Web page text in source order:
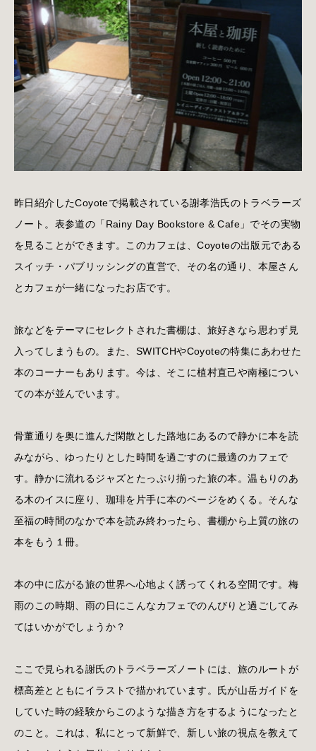
昨日紹介したCoyoteで掲載されている謝孝浩氏のトラベラーズ
ノート。表参道の「Rainy Day Bookstore & Cafe」でその実物
を見ることができます。このカフェは、Coyoteの出版元である
スイッチ・パブリッシングの直営で、その名の通り、本屋さん
とカフェが一緒になったお店です。
旅などをテーマにセレクトされた書棚は、旅好きなら思わず見
入ってしまうもの。また、SWITCHやCoyoteの特集にあわせた
本のコーナーもあります。今は、そこに植村直己や南極につい
ての本が並んでいます。
骨董通りを奥に進んだ閑散とした路地にあるので静かに本を読
みながら、ゆったりとした時間を過ごすのに最適のカフェで
す。静かに流れるジャズとたっぷり揃った旅の本。温もりのあ
る木のイスに座り、珈琲を片手に本のページをめくる。そんな
至福の時間のなかで本を読み終わったら、書棚から上質の旅の
本をもう１冊。
本の中に広がる旅の世界へ心地よく誘ってくれる空間です。梅
雨のこの時期、雨の日にこんなカフェでのんびりと過ごしてみ
てはいかがでしょうか？
ここで見られる謝氏のトラベラーズノートには、旅のルートが
標高差とともにイラストで描かれています。氏が山岳ガイドを
していた時の経験からこのような描き方をするようになったと
のこと。これは、私にとって新鮮で、新しい旅の視点を教えて